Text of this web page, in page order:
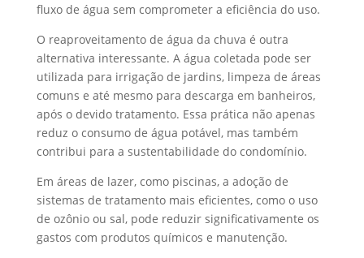
fluxo de água sem comprometer a eficiência do uso.
O reaproveitamento de água da chuva é outra
alternativa interessante. A água coletada pode ser
utilizada para irrigação de jardins, limpeza de áreas
comuns e até mesmo para descarga em banheiros,
após o devido tratamento. Essa prática não apenas
reduz o consumo de água potável, mas também
contribui para a sustentabilidade do condomínio.
Em áreas de lazer, como piscinas, a adoção de
sistemas de tratamento mais eficientes, como o uso
de ozônio ou sal, pode reduzir significativamente os
gastos com produtos químicos e manutenção.